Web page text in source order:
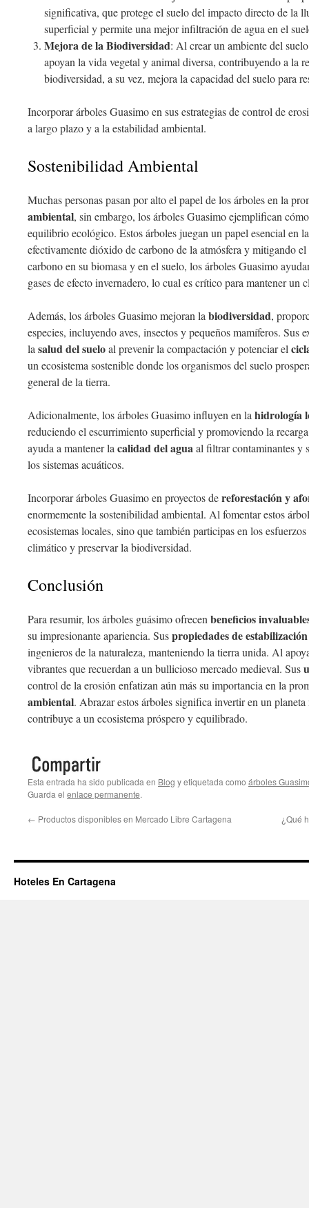
significativa, que protege el suelo del impacto directo de la
superficial y permite una mejor infiltración de agua en el
Mejora de la Biodiversidad: Al crear un ambiente del
apoyan la vida vegetal y animal diversa, contribuyendo a la
biodiversidad, a su vez, mejora la capacidad del suelo para
Incorporar árboles Guasimo en sus estrategias de control de
a largo plazo y a la estabilidad ambiental.
Sostenibilidad Ambiental
Muchas personas pasan por alto el papel de los árboles en la
ambiental, sin embargo, los árboles Guasimo ejemplifican
equilibrio ecológico. Estos árboles juegan un papel esencial en
efectivamente dióxido de carbono de la atmósfera y mitigando el
carbono en su biomasa y en el suelo, los árboles Guasimo
gases de efecto invernadero, lo cual es crítico para mantener un
Además, los árboles Guasimo mejoran la biodiversidad,
especies, incluyendo aves, insectos y pequeños mamíferos. Sus
la salud del sueloal prevenir la compactación y potenciar el
un ecosistema sostenible donde los organismos del suelo
general de la tierra.
Adicionalmente, los árboles Guasimo influyen en la hidrología
reduciendo el escurrimiento superficial y promoviendo la
ayuda a mantener la calidad del aguaal filtrar contaminantes y
los sistemas acuáticos.
Incorporar árboles Guasimo en proyectos dereforestación y
enormemente la sostenibilidad ambiental. Al fomentar estos
ecosistemas locales, sino que también participas en los
climático y preservar la biodiversidad.
Conclusión
Para resumir, los árboles guásimo ofrecen beneficios
su impresionante apariencia. Suspropiedades de
ingenieros de la naturaleza, manteniendo la tierra unida. Al
vibrantes que recuerdan a un bullicioso mercado medieval. Sus
control de la erosión enfatizan aún más su importancia en la
ambiental. Abrazar estos árboles significa invertir en un
contribuye a un ecosistema próspero y equilibrado.
Esta entrada ha sido publicada en Blog y etiquetada como árboles
Guarda el enlace permanente.
← Productos disponibles en Mercado Libre Cartagena ¿Qué
Hoteles En Cartagena